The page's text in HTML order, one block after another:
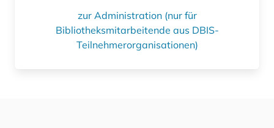
zur Administration (nur für
Bibliotheksmitarbeitende aus DBIS-
Teilnehmerorganisationen)